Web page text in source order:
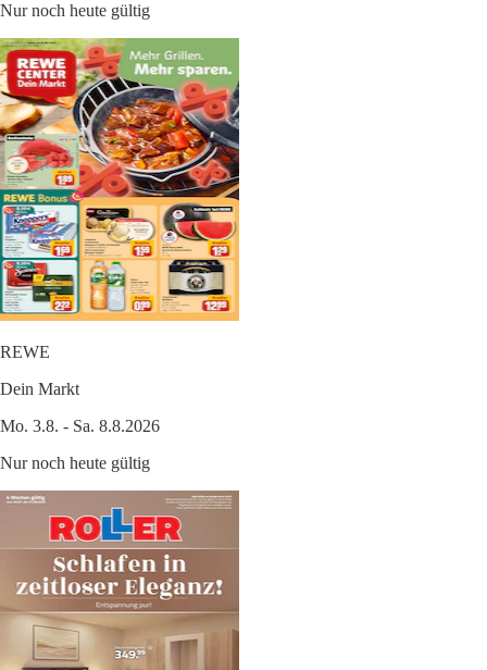
Nur noch heute gültig
REWE
Dein Markt
Mo. 3.8. - Sa. 8.8.2026
Nur noch heute gültig